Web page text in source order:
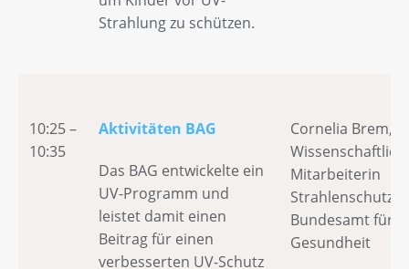
Strahlung zu schützen.
10:25 –
10:35
Aktivitäten BAG
Das BAG entwickelte ein
UV-Programm und
leistet damit einen
Beitrag für einen
verbesserten UV-Schutz
Cornelia Brem,
Mitarbeiterin
Strahlenschutz,
Bundesamt für
Gesundheit